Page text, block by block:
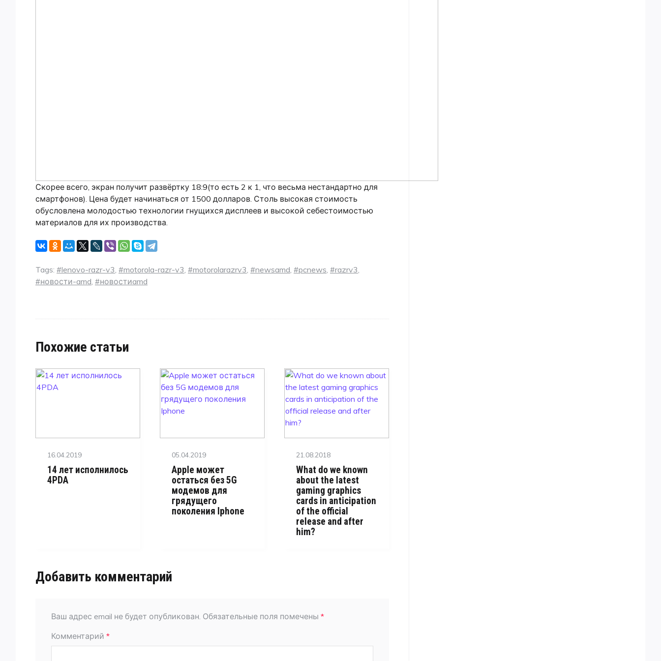
Скорее всего, экран получит развёртку 18:9(то есть 2 к 1, что весьма нестандартно для
смартфонов). Цена будет начинаться от 1500 долларов. Столь высокая стоимость
обусловлена молодостью технологии гнущихся дисплеев и высокой себестоимостью
материалов для их производства.
Tags: #lenovo-razr-v3 #motorola-razr-v3 #motorolarazrv3 #newsamd #pcnews #razrv3
#новости-amd #новостиamd
Похожие статьи
Posted
on
16.04.2019
14 лет исполнилось
4PDA
Posted
on
05.04.2019
Apple может
остаться без 5G
модемов для
грядущего
поколения Iphone
Posted
on
21.08.2018
What do we known
about the latest
gaming graphics
cards in anticipation
of the official
release and after
him?
Добавить комментарий
Ваш адрес email не будет опубликован. Обязательные поля помечены *
Комментарий *